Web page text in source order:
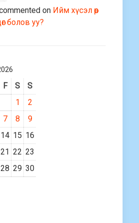
on Ийм хүсэл өөр
болов уу?
F S
S
1
2
7 8
9
14 15 16
21 22 23
28 29 30